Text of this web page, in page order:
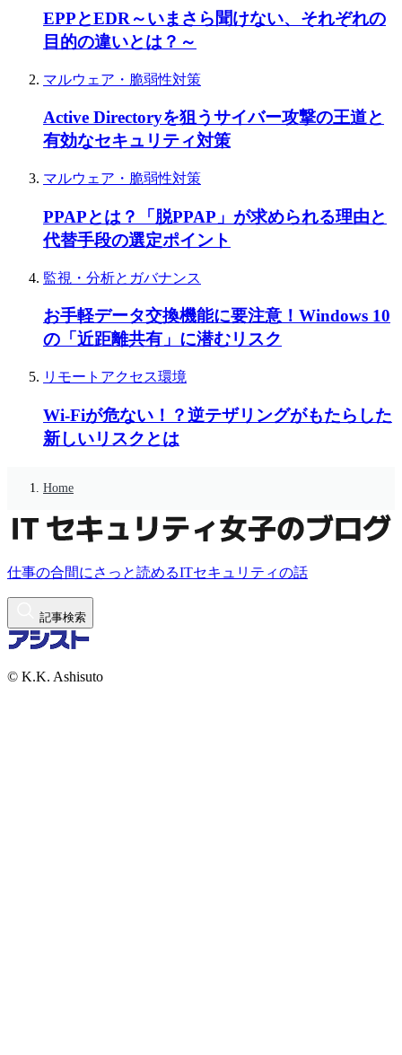
EPPとEDR～いまさら聞けない、それぞれの
目的の違いとは？～
マルウェア・脆弱性対策
Active Directoryを狙うサイバー攻撃の王道と
有効なセキュリティ対策
マルウェア・脆弱性対策
PPAPとは？「脱PPAP」が求められる理由と
代替手段の選定ポイント
監視・分析とガバナンス
お手軽データ交換機能に要注意！Windows 10
の「近距離共有」に潜むリスク
リモートアクセス環境
Wi-Fiが危ない！？逆テザリングがもたらした
新しいリスクとは
Home
仕事の合間にさっと読めるITセキュリティの話
記事検索
© K.K. Ashisuto